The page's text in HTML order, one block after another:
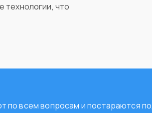
технологии, что
по всем вопросам и постараются